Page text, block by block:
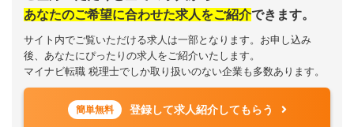
あなたのご希望に合わせた求人をご紹介できます。
サイト内でご覧いただける求人は一部となります。お申し込み
後、あなたにぴったりの求人をご紹介いたします。
マイナビ転職 税理士でしか取り扱いのない企業も多数あります。
簡単無料 登録して求人紹介してもらう